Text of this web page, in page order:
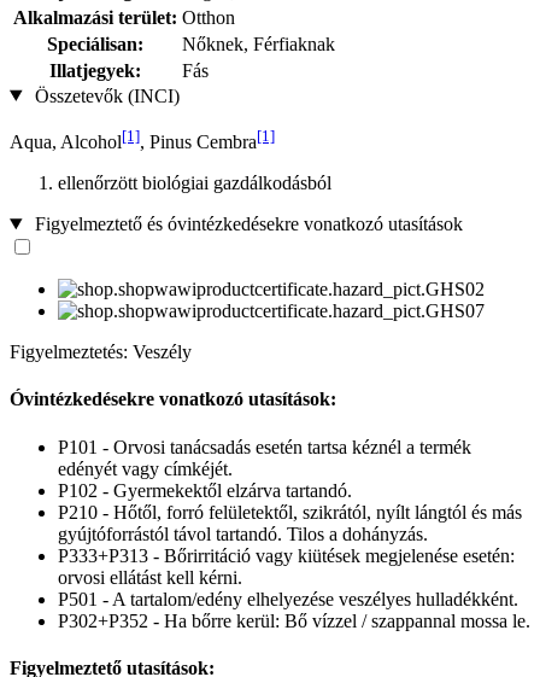
Alkalmazási terület: Otthon
Speciálisan:
Nőknek, Férfiaknak
Illatjegyek:
Fás
Összetevők (INCI)
Aqua, Alcohol[1], Pinus Cembra[1]
ellenőrzött biológiai gazdálkodásból
Figyelmeztető és óvintézkedésekre vonatkozó utasítások
Figyelmeztetés: Veszély
Óvintézkedésekre vonatkozó utasítások:
P101 - Orvosi tanácsadás esetén tartsa kéznél a termék
edényét vagy címkéjét.
P102 - Gyermekektől elzárva tartandó.
P210 - Hőtől, forró felületektől, szikrától, nyílt lángtól és más
gyújtóforrástól távol tartandó. Tilos a dohányzás.
P333+P313 - Bőrirritáció vagy kiütések megjelenése esetén:
orvosi ellátást kell kérni.
P501 - A tartalom/edény elhelyezése veszélyes hulladékként.
P302+P352 - Ha bőrre kerül: Bő vízzel / szappannal mossa le.
Figyelmeztető utasítások: